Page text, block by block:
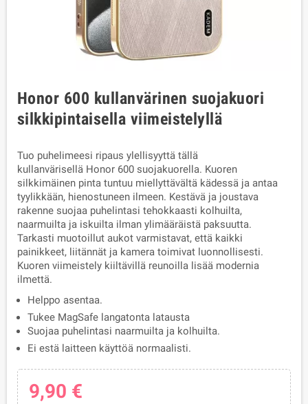
Honor 600 kullanvärinen suojakuori
silkkipintaisella viimeistelyllä
Tuo puhelimeesi ripaus ylellisyyttä tällä
kullanvärisellä Honor 600 suojakuorella. Kuoren
silkkimäinen pinta tuntuu miellyttävältä kädessä ja antaa
tyylikkään, hienostuneen ilmeen. Kestävä ja joustava
rakenne suojaa puhelintasi tehokkaasti kolhuilta,
naarmuilta ja iskuilta ilman ylimääräistä paksuutta.
Tarkasti muotoillut aukot varmistavat, että kaikki
painikkeet, liitännät ja kamera toimivat luonnollisesti.
Kuoren viimeistely kiiltävillä reunoilla lisää modernia
ilmettä.
Helppo asentaa.
Tukee MagSafe langatonta latausta
Suojaa puhelintasi naarmuilta ja kolhuilta.
Ei estä laitteen käyttöä normaalisti.
9,90 €